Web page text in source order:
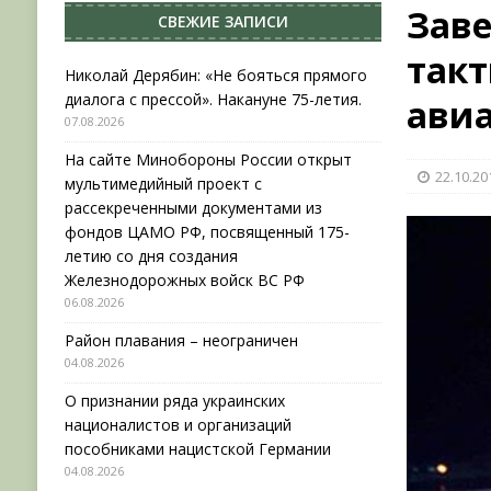
[ 04.08.2026 ] Район плавания – неограничен
[ 04.08.2026 ]
О признании ряда украинских
НОВОСТИ
[ 31.07.2026 ] АВГУСТ В ВОЕННОЙ ИСТОРИИ
[ 07.08.2026 ]
Николай Дерябин: «Не бояться
СВЕЖИЕ ЗАПИСИ
Николай Дерябин: «Не бояться прямого
диалога с прессой». Накануне 75-летия.
07.08.2026
На сайте Минобороны России открыт
мультимедийный проект с
рассекреченными документами из
фондов ЦАМО РФ, посвященный 175-
летию со дня создания
Железнодорожных войск ВС РФ
06.08.2026
Район плавания – неограничен
04.08.2026
О признании ряда украинских
националистов и организаций
пособниками нацистской Германии
04.08.2026